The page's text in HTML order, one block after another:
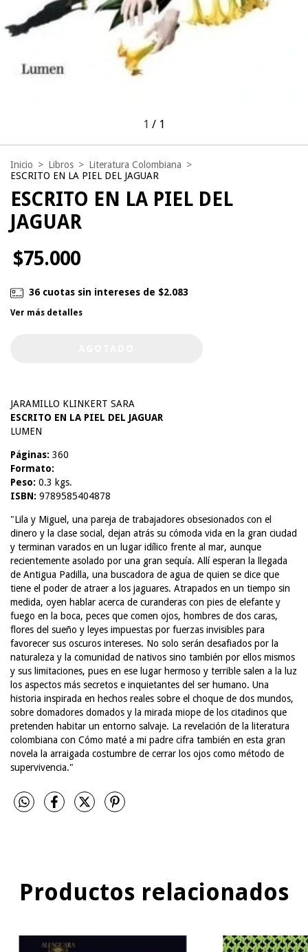
1 / 1
Inicio > Libros > Literatura Colombiana >
ESCRITO EN LA PIEL DEL JAGUAR
ESCRITO EN LA PIEL DEL
JAGUAR
$75.000
36 cuotas sin intereses de $2.083
Ver más detalles
JARAMILLO KLINKERT SARA
ESCRITO EN LA PIEL DEL JAGUAR
LUMEN
Páginas: 360
Formato:
Peso: 0.3 kgs.
ISBN: 9789585404878
"Lila y Miguel, una pareja de trabajadores obsesionados con el
dinero y la clase social, dejan atrás su cómoda vida en la gran ciudad
y terminan varados en un lugar idílico frente al mar, aunque
recientemente asolado por una gran sequía. Allí esperan la llegada
de Antigua Padilla, una buscadora de agua de quien se dice que
tiene el poder de atraer a los jaguares. Atrapados en un tiempo sin
medida, oyen hablar acerca de curanderas con pies de elefante y
fuego en la boca, peces que comen ojos, hombres de dos caras,
flores del sueño y leyes impuestas por fuerzas invisibles para
favorecer sus oscuros intereses. No solo serán desafiados por la
naturaleza y la comunidad de nativos sino también por ellos mismos
y sus limitaciones, pues en ese lugar hermoso y terrible salen a la luz
los aspectos más secretos e inquietantes del ser humano. Una
historia inspirada en hechos reales sobre el choque de dos mundos,
sobre domadores domados y la mirada miope de los citadinos que
pretenden habitar un entorno salvaje. La revelación de la literatura
colombiana con Cómo maté a mi padre cifra también en esta gran
novela la arraigada costumbre de cerrar los ojos como método de
supervivencia."
Productos relacionados